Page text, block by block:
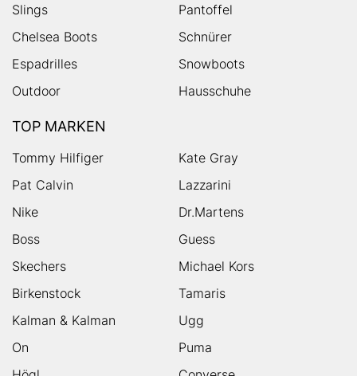
Slings
Pantoffel
Chelsea Boots
Schnürer
Espadrilles
Snowboots
Outdoor
Hausschuhe
TOP MARKEN
Tommy Hilfiger
Kate Gray
Pat Calvin
Lazzarini
Nike
Dr.Martens
Boss
Guess
Skechers
Michael Kors
Birkenstock
Tamaris
Kalman & Kalman
Ugg
On
Puma